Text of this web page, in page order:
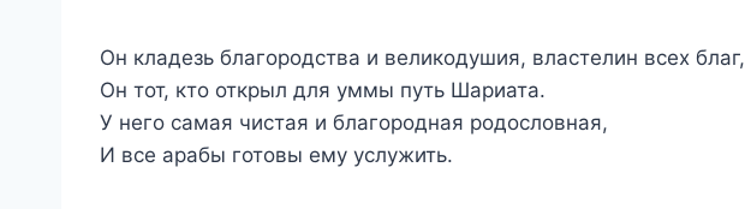
Он кладезь благородства и великодушия, властелин всех благ,
Он тот, кто открыл для уммы путь Шариата.
У него самая чистая и благородная родословная,
И все арабы готовы ему услужить.